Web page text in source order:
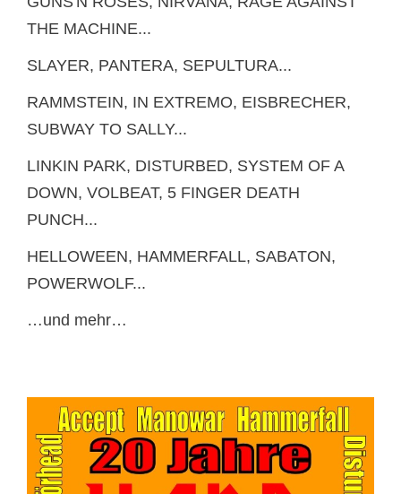
THE MACHINE...
SLAYER, PANTERA, SEPULTURA...
RAMMSTEIN, IN EXTREMO, EISBRECHER,
SUBWAY TO SALLY...
LINKIN PARK, DISTURBED, SYSTEM OF A
DOWN, VOLBEAT, 5 FINGER DEATH
PUNCH...
HELLOWEEN, HAMMERFALL, SABATON,
POWERWOLF...
…und mehr…